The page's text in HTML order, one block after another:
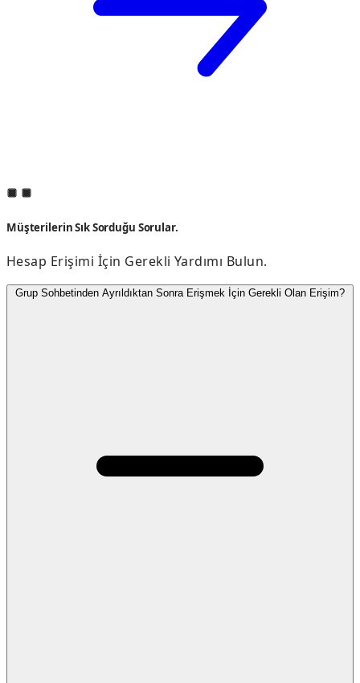
Müşterilerin Sık Sorduğu Sorular.
Hesap Erişimi İçin Gerekli Yardımı Bulun.
Grup Sohbetinden Ayrıldıktan Sonra Erişmek İçin Gerekli Olan Erişim?